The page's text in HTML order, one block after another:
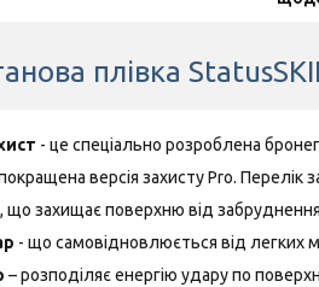
плівка
- це спеціально розроблена
версія захисту Pro. Перелік
, що захищає поверхню від
- що самовідновлюється від легких
– розподіляє енергію удару по